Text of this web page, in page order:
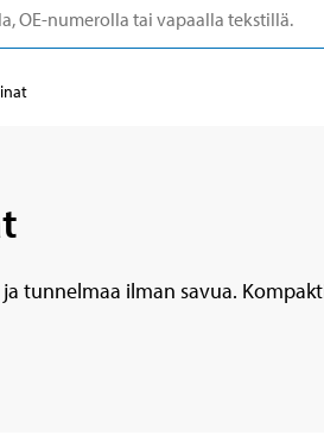
tunnelmaa ilman savua.